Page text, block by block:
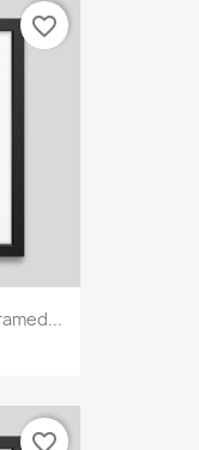
favorite_border
favorite_border